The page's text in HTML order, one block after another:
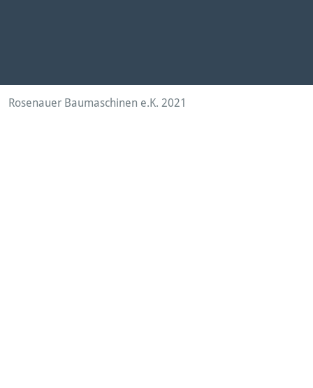
Rosenauer Baumaschinen e.K. 2021